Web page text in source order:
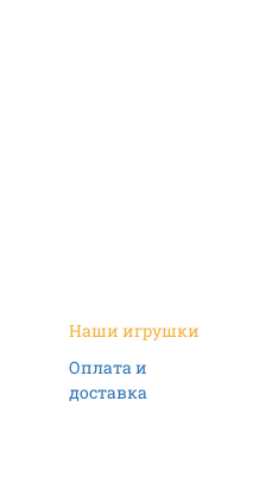
Наши игрушки
Оплата и
доставка